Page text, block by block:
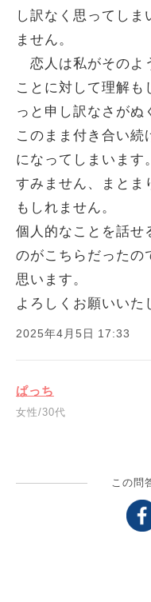
し訳なく思ってしま
ません。
恋人は私がそのよ
ことに対して理解も
っと申し訳なさがぬ
このまま付き合い続
になってしまいます。
すみません、まとま
もしれません。
個人的なことを話せ
のがこちらだったの
思います。
よろしくお願いいた
2025年4月5日 17:33
ぱっち
女性/30代
この問